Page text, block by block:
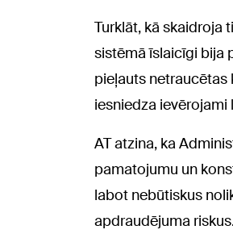
Turklāt, kā skaidroja
sistēmā īslaicīgi bija
pieļauts
iesniedza
AT atzina, ka
pamatojumu un
labot nebūtiskus
apdraudējuma